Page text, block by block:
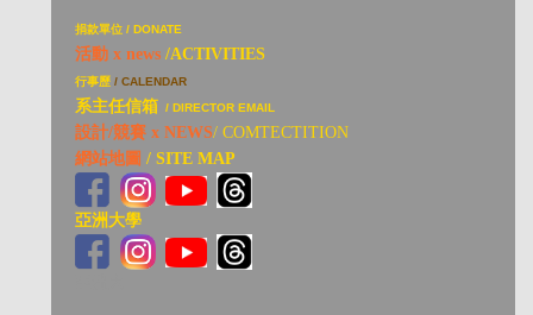
捐款單位 / DONATE
活動 x news /ACTIVITIES
行事歷 / CALENDAR
系主任信箱 / DIRECTOR EMAIL
設計/競賽 x NEWS/ COMTECTITION
網站地圖 / SITE MAP
亞洲大學